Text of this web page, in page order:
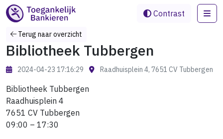
Contrast
Terug naar overzicht
Bibliotheek Tubbergen
2024-04-23 17:16:29 Raadhuisplein 4, 7651 CV Tubbergen
Bibliotheek Tubbergen
Raadhuisplein 4
7651 CV Tubbergen
09:00 – 17:30